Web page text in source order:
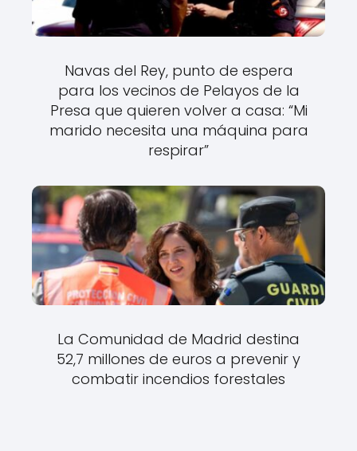
Navas del Rey, punto de espera
para los vecinos de Pelayos de la
Presa que quieren volver a casa: “Mi
marido necesita una máquina para
respirar”
La Comunidad de Madrid destina
52,7 millones de euros a prevenir y
combatir incendios forestales